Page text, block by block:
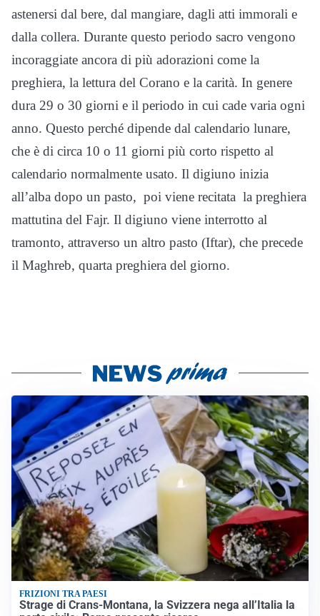
astenersi dal bere, dal mangiare, dagli atti immorali e
dalla collera. Durante questo periodo sacro vengono
incoraggiate ancora di più adorazioni come la
preghiera, la lettura del Corano e la carità. In genere
dura 29 o 30 giorni e il periodo in cui cade varia ogni
anno. Questo perché dipende dal calendario lunare,
che è di circa 10 o 11 giorni più corto rispetto al
calendario normalmente usato. Il digiuno inizia
all’alba dopo un pasto, poi viene recitata la preghiera
mattutina del Fajr. Il digiuno viene interrotto al
tramonto, attraverso un altro pasto (Iftar), che precede
il Maghreb, quarta preghiera del giorno.
FRIZIONI TRA PAESI
Strage di Crans-Montana, la Svizzera nega all’Italia la